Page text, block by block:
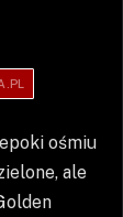
ośmiu
ale